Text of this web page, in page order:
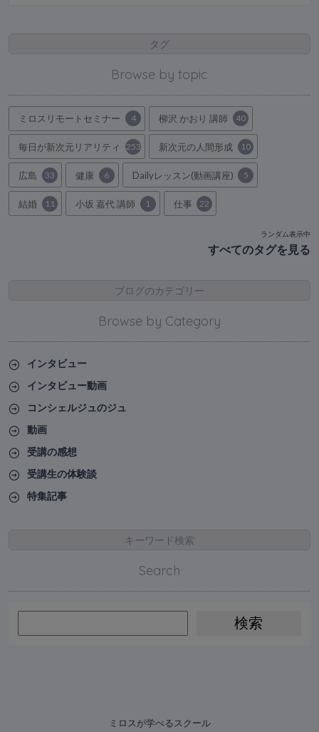
タグ
Browse by topic
ミロスリモートセミナー 4 柳沢 かおり 講師 40
毎日が新次元リアリティ 253 新次元の人間形成 10
広島 33 健康 6 Dailyレッスン(動画講座) 5
結婚 11 小坂 嘉代 講師 1 仕事 22
ランダム表示中
すべてのタグを見る
ブログのカテゴリー
Browse by Category
インタビュー
インタビュー動画
コンシェルジュのジュ
動画
受講の感想
受講生の体験談
特集記事
キーワード検索
Search
ミロスが学べるスクール